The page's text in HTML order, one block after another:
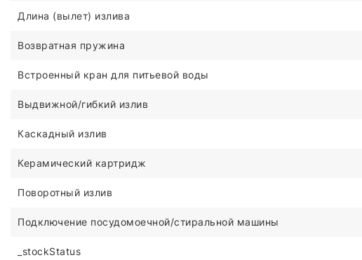
Длина (вылет) излива
Возвратная пружина
Встроенный кран для питьевой воды
Выдвижной/гибкий излив
Каскадный излив
Керамический картридж
Поворотный излив
Подключение посудомоечной/стиральной машины
_stockStatus